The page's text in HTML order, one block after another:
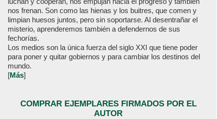
nos frenan. Son como las hienas y los buitres, que comen y
limpian huesos juntos, pero sin soportarse. Al desentrañar el
misterio, aprenderemos también a defendernos de sus
fechorías.
Los medios son la única fuerza del siglo XXI que tiene poder
para poner y quitar gobiernos y para cambiar los destinos del
mundo.
[Más]
COMPRAR EJEMPLARES FIRMADOS POR EL
AUTOR